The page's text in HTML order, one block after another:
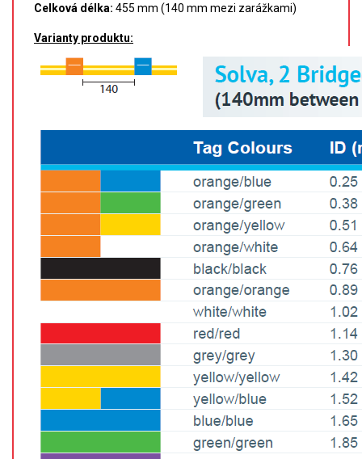
TAVENÍ
SPEX MLETÍ
GRAFITOVÉ KELÍMKY
MS/SPM
SUBSTRÁTY
SNOM
RAMAN
Celková délka: 455 mm (140 mm mezi zarážkami)
Varianty produktu: